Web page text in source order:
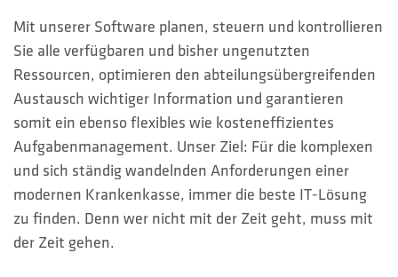
Mit unserer Software planen, steuern und kontrollieren
Sie alle verfügbaren und bisher ungenutzten
Ressourcen, optimieren den abteilungsübergreifenden
Austausch wichtiger Information und garantieren
somit ein ebenso flexibles wie kosteneffizientes
Aufgabenmanagement. Unser Ziel: Für die komplexen
und sich ständig wandelnden Anforderungen einer
modernen Krankenkasse, immer die beste IT-Lösung
zu finden. Denn wer nicht mit der Zeit geht, muss mit
der Zeit gehen.